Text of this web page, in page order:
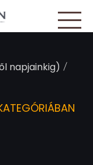
napjainkig) /